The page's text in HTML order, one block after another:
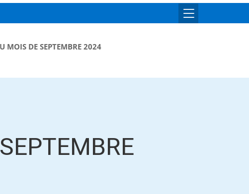
MOIS DE SEPTEMBRE 2024